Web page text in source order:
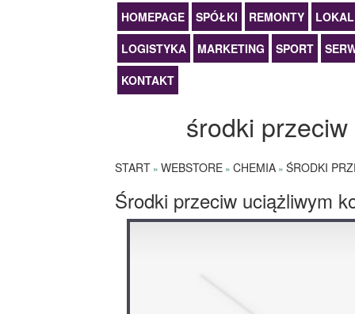
HOMEPAGE SPÓŁKI REMONTY
LOGISTYKA
MARKETING SPORT
KONTAKT
środki
START » WEBSTORE » CHEMIA » ŚRODKI
Środki przeciw uciążliwym